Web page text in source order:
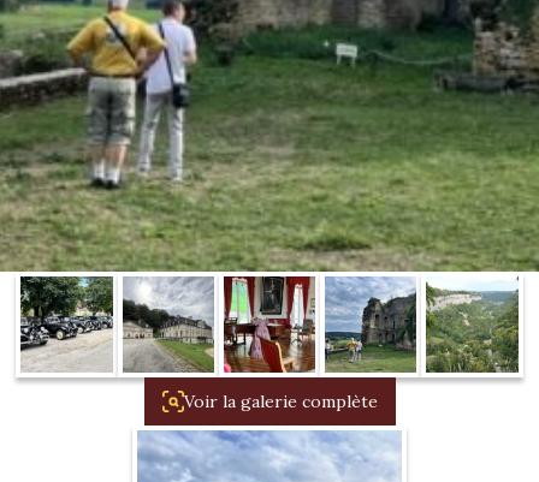
Liens
Bibliographie
Présentation 7
Présentation 11
Présentation 15 six
Evolution 7 et 11 -
1934/1941
Evolution 11 –
1945/1952
Evolution 11 –
1952/1957
Voir la galerie complète